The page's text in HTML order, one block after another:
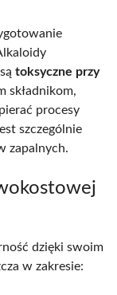
toksyczne przy
składnikom,
procesy
szczególnie
zapalnych.
dzięki swoim
w zakresie: